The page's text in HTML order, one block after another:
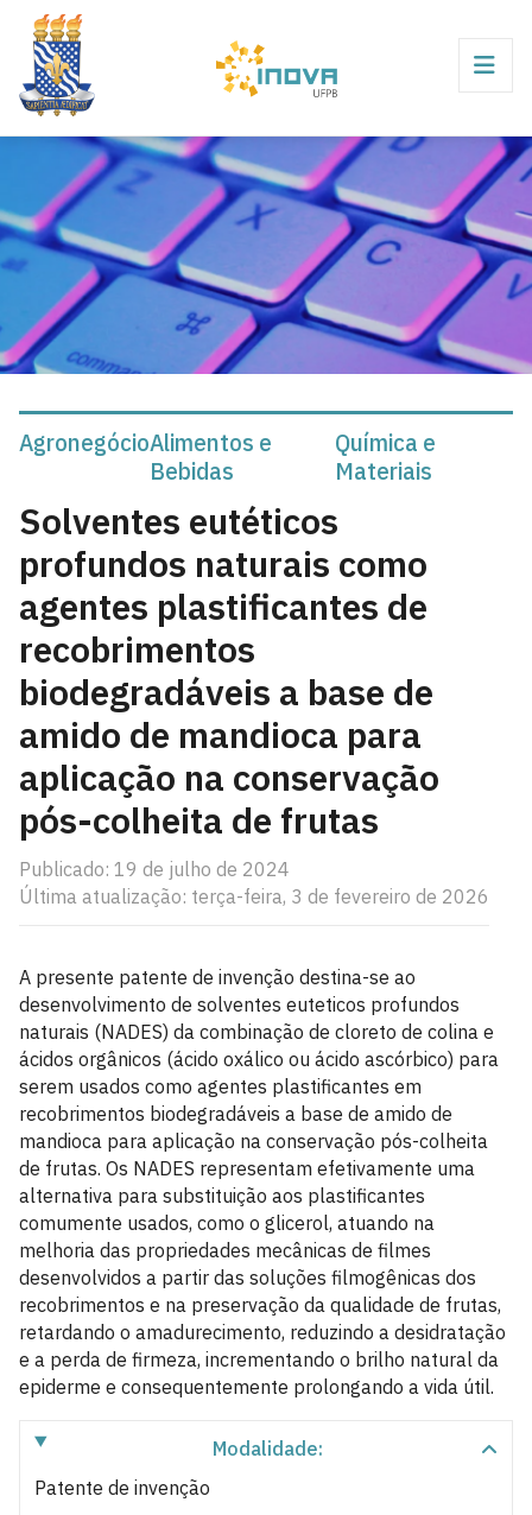
AgronegócioAlimentos e
Bebidas
Química e
Materiais
Solventes eutéticos
profundos naturais como
agentes plastificantes de
recobrimentos
biodegradáveis a base de
amido de mandioca para
aplicação na conservação
pós-colheita de frutas
Publicado: 19 de julho de 2024
Última atualização: terça-feira, 3 de fevereiro de 2026
A presente patente de invenção destina-se ao
desenvolvimento de solventes euteticos profundos
naturais (NADES) da combinação de cloreto de colina e
ácidos orgânicos (ácido oxálico ou ácido ascórbico) para
serem usados como agentes plastificantes em
recobrimentos biodegradáveis a base de amido de
mandioca para aplicação na conservação pós-colheita
de frutas. Os NADES representam efetivamente uma
alternativa para substituição aos plastificantes
comumente usados, como o glicerol, atuando na
melhoria das propriedades mecânicas de filmes
desenvolvidos a partir das soluções filmogênicas dos
recobrimentos e na preservação da qualidade de frutas,
retardando o amadurecimento, reduzindo a desidratação
e a perda de firmeza, incrementando o brilho natural da
epiderme e consequentemente prolongando a vida útil.
Modalidade:
Patente de invenção